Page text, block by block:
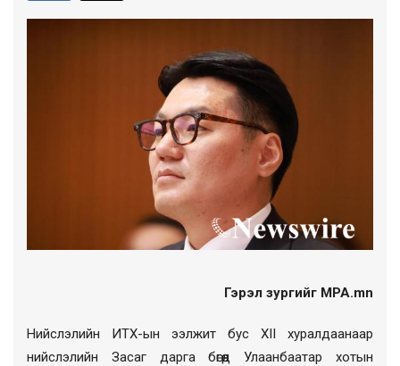
Гэрэл зургийг MPA.mn
Нийслэлийн ИТХ-ын ээлжит бус XII хуралдаанаар
нийслэлийн Засаг дарга бөгөөд Улаанбаатар хотын